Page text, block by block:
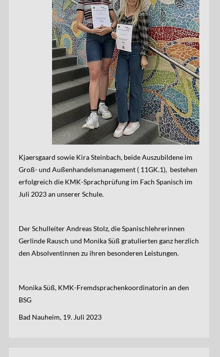
Kjaersgaard sowie Kira Steinbach, beide Auszubildene im
Groß- und Außenhandelsmanagement ( 11GK.1), bestehen
erfolgreich die KMK-Sprachprüfung im Fach Spanisch im
Juli 2023 an unserer Schule.
Der Schulleiter Andreas Stolz, die Spanischlehrerinnen
Gerlinde Rausch und Monika Süß gratulierten ganz herzlich
den Absolventinnen zu ihren besonderen Leistungen.
Monika Süß, KMK-Fremdsprachenkoordinatorin an den
BSG
Bad Nauheim, 19. Juli 2023